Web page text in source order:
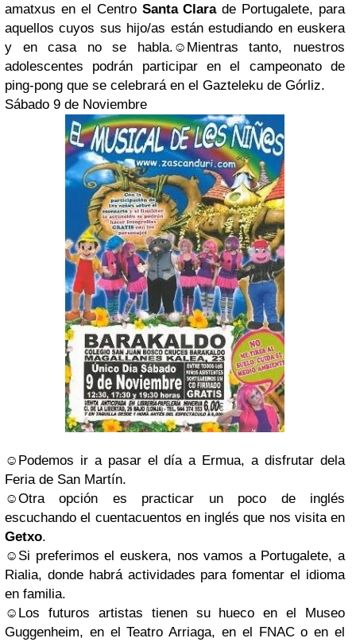
amatxus en el Centro Santa Clarade Portugalete, para
aquellos cuyos sus hijo/as están estudiando en euskera
y en casa no se habla.☺Mientras tanto, nuestros
adolescentes podrán participar en el campeonato de
ping-pong que se celebrará en el Gazteleku de Górliz.
Sábado 9 de Noviembre
☺Podemos ir a pasar el día a Ermua, a disfrutar dela
Feria de San Martín.
☺Otra opción es practicar un poco de inglés
escuchando el cuentacuentos en inglés que nos visita en
Getxo.
☺Si preferimos el euskera, nos vamos a Portugalete, a
Rialia, donde habrá actividades para fomentar el idioma
en familia.
☺Los futuros artistas tienen su hueco en el Museo
Guggenheim, en el Teatro Arriaga, en el FNAC o en el